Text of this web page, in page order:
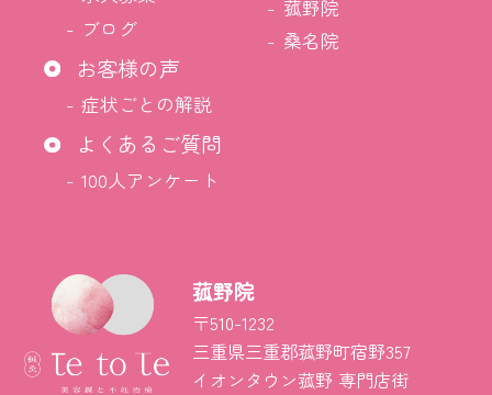
ブログ
お客様の声
症状ごとの解説
よくあるご質問
100人アンケート
菰野院
桑名院
菰野院
〒510-1232
三重県三重郡菰野町宿野357
イオンタウン菰野 専門店街